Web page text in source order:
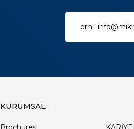
KURUMSAL